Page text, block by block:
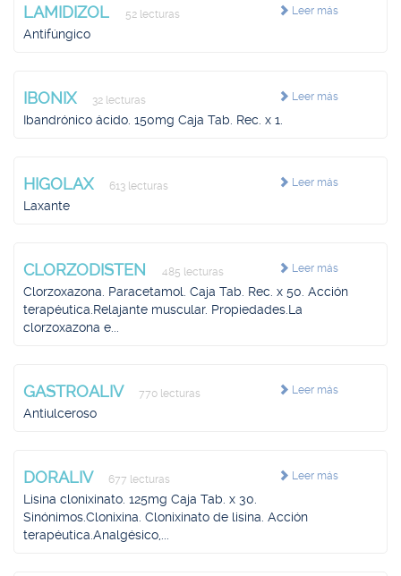
Leer más
LAMIDIZOL 52 lecturas
Antifúngico
Leer más
IBONIX 32 lecturas
Ibandrónico ácido. 150mg Caja Tab. Rec. x 1.
Leer más
HIGOLAX 613 lecturas
Laxante
Leer más
CLORZODISTEN 485 lecturas
Clorzoxazona. Paracetamol. Caja Tab. Rec. x 50. Acción
terapéutica.Relajante muscular. Propiedades.La
clorzoxazona e...
Leer más
GASTROALIV 770 lecturas
Antiulceroso
Leer más
DORALIV 677 lecturas
Lisina clonixinato. 125mg Caja Tab. x 30.
Sinónimos.Clonixina. Clonixinato de lisina. Acción
terapéutica.Analgésico,...